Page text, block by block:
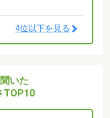
4位以下を見る
いた
TOP10